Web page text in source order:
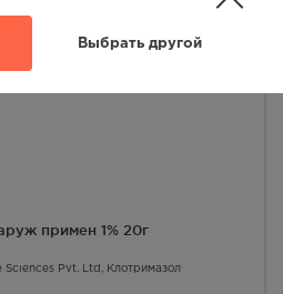
Выбрать другой
примен 1% 20г
Sciences Pvt. Ltd, Клотримазол